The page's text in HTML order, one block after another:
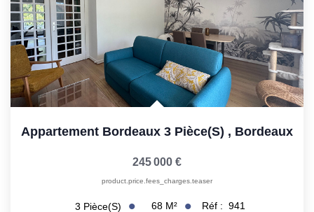
Estimation
ESPACE CLIENT
Appartement Bordeaux 3 Pièce(s) , Bordeaux
245 000 €
product.price.fees_charges.teaser
3 Pièce(s) 68 M² Réf : 941